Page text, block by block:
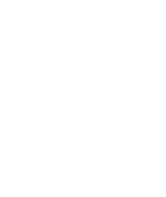
রহমানের,গ্যাস সঙ্কট